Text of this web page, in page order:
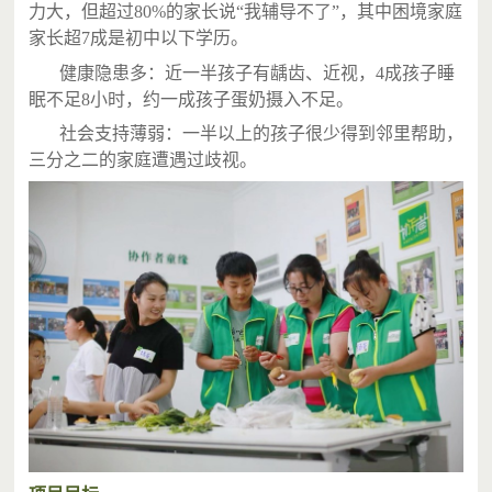
力大，但超过80%的家长说“我辅导不了”，其中困境家庭
家长超7成是初中以下学历。
健康隐患多：近一半孩子有龋齿、近视，4成孩子睡
眠不足8小时，约一成孩子蛋奶摄入不足。
社会支持薄弱：一半以上的孩子很少得到邻里帮助，
三分之二的家庭遭遇过歧视。